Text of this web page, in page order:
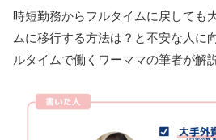
時短勤務からフルタイムに戻しても
ムに移行する方法は？と不安な人に
ルタイムで働くワーママの筆者が解